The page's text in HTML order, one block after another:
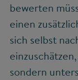
bewerten
einen
sich selbst
sondern